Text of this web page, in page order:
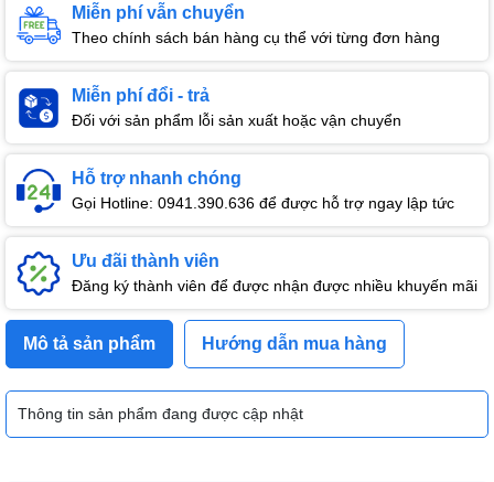
Miễn phí vẫn chuyển
Theo chính sách bán hàng cụ thể với từng đơn hàng
Miễn phí đổi - trả
Đối với sản phẩm lỗi sản xuất hoặc vận chuyển
Hỗ trợ nhanh chóng
Gọi Hotline: 0941.390.636 để được hỗ trợ ngay lập tức
Ưu đãi thành viên
Đăng ký thành viên để được nhận được nhiều khuyến mãi
Mô tả sản phẩm Hướng dẫn mua hàng
Thông tin sản phẩm đang được cập nhật